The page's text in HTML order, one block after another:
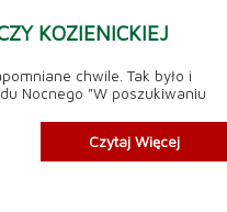
KOZIENICKIEJ
chwile. Tak było i
Nocnego "W poszukiwaniu
Czytaj Więcej